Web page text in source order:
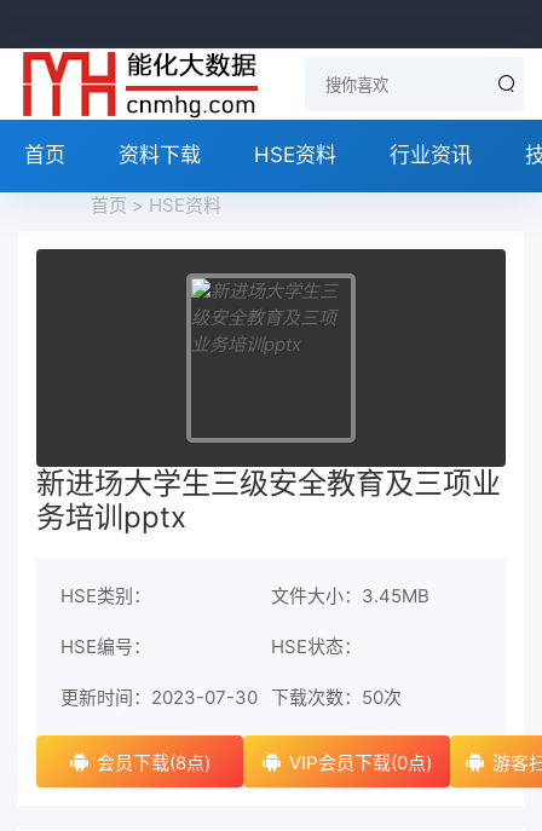
首页 资料下载 HSE资料 行业资讯
首页 > HSE资料
新进场大学生三级安全教育及三项业
务培训pptx
HSE类别： 文件大小：3.45MB
HSE编号： HSE状态：
更新时间：2023-07-30 下载次数： 50次
会员下载(8点) VIP会员下载(0点) 游客